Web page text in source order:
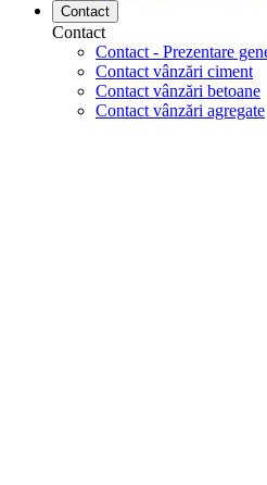
Contact
Contact
Contact - Prezentare
Contact vânzări ciment
Contact vânzări betoane
Contact vânzări agregate